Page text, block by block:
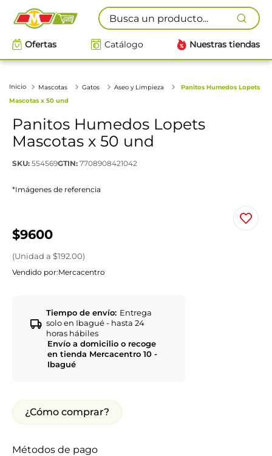
Busca un producto...
Ofertas Catálogo Nuestras tiendas
Mascotas Gatos Aseo y Limpieza
Panitos Humedos Lopets
Mascotas x 50 und
Panitos Humedos Lopets
Mascotas x 50 und
SKU: 554569GTIN: 7708908421042
*Imágenes de referencia
$9600
(Unidad a $192.00)
Vendido por:Mercacentro
Tiempo de envío: Entrega
solo en Ibagué - hasta 24
horas hábiles
Envío a domicilio o recoge
en tienda Mercacentro 10 -
Ibagué
¿Cómo comprar?
Métodos de pago